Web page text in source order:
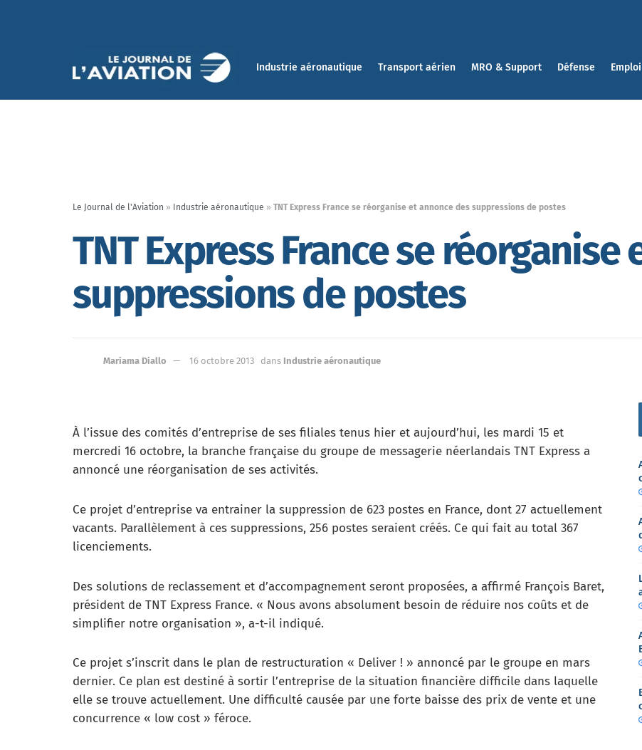
Industrie aéronautique Transport aérien MRO & Support Défense
Le Journal de l'Aviation » Industrie aéronautique » TNT Express France se réorganise et annonce des suppressions de postes
TNT Express France se
suppressions de postes
Mariama Diallo 16 octobre 2013 dans Industrie aéronautique
À l’issue des comités d’entreprise de ses filiales tenus hier et aujourd’hui, les mardi 15 et
mercredi 16 octobre, la branche française du groupe de messagerie néerlandais TNT Express a
annoncé une réorganisation de ses activités.
Ce projet d’entreprise va entrainer la suppression de 623 postes en France, dont 27 actuellement
vacants. Parallèlement à ces suppressions, 256 postes seraient créés. Ce qui fait au total 367
licenciements.
Des solutions de reclassement et d’accompagnement seront proposées, a affirmé François Baret,
président de TNT Express France. « Nous avons absolument besoin de réduire nos coûts et de
simplifier notre organisation », a-t-il indiqué.
Ce projet s’inscrit dans le plan de restructuration « Deliver ! » annoncé par le groupe en mars
dernier. Ce plan est destiné à sortir l’entreprise de la situation financière difficile dans laquelle
elle se trouve actuellement. Une difficulté causée par une forte baisse des prix de vente et une
concurrence « low cost » féroce.